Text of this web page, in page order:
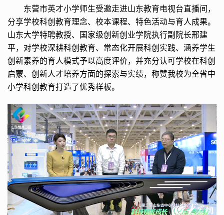
东营市英才小学师生受邀走进山东教育电视台直播间，
分享学校科创教育理念、校本课程、特色活动与育人成果。
山东大学特聘教授、国家级创新创业学院执行副院长邢建
平，对学校深耕科创教育、常态化开展科创实践、涵养学生
创新素养的育人模式予以高度评价，并充分认可学校在科创
启蒙、创新人才培养方面的探索与实绩，称赞我校为全省中
小学科创教育打造了优秀样板。